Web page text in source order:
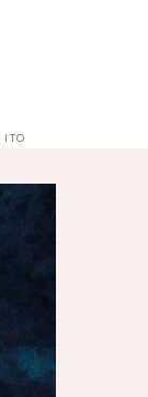
ITO